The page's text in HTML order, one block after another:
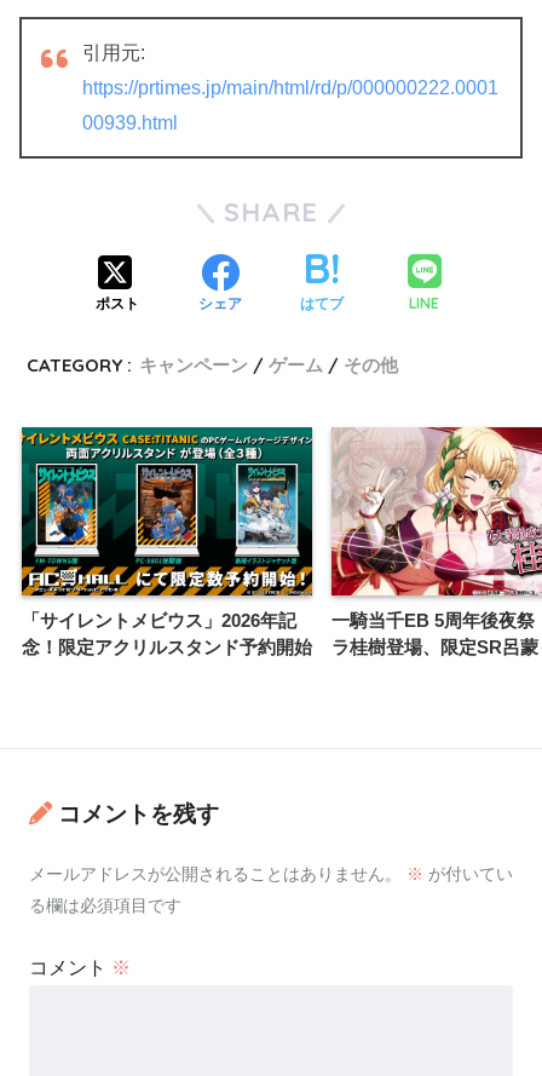
引用元:
https://prtimes.jp/main/html/rd/p/000000222.0001
00939.html
SHARE
ポスト シェア はてブ LINE
CATEGORY : キャンペーン ゲーム その他
「サイレントメビウス」2026年記
念！限定アクリルスタンド予約開始
一騎当千EB 5周年後夜祭
ラ桂樹登場、限定SR呂蒙
コメントを残す
メールアドレスが公開されることはありません。 ※ が付いてい
る欄は必須項目です
コメント ※